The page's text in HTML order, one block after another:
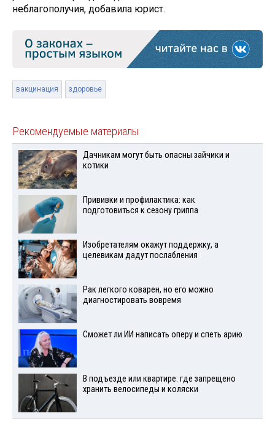
неблагополучия, добавила юрист.
вакцинация здоровье
Рекомендуемые материалы
Дачникам могут быть опасны зайчики и
котики
Прививки и профилактика: как
подготовиться к сезону гриппа
Изобретателям окажут поддержку, а
целевикам дадут послабления
Рак легкого коварен, но его можно
диагностировать вовремя
Сможет ли ИИ написать оперу и спеть арию
В подъезде или квартире: где запрещено
хранить велосипеды и коляски